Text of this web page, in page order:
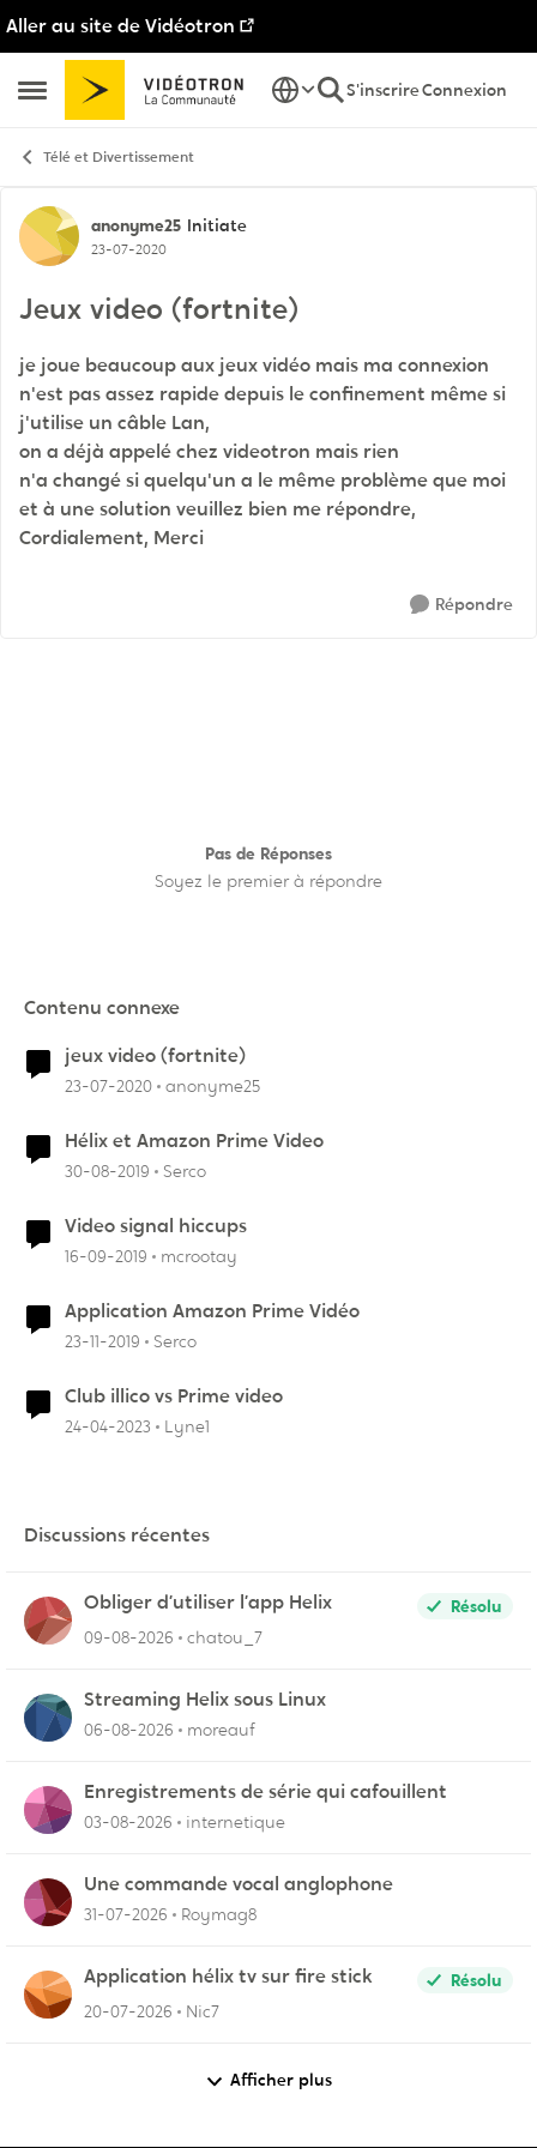
Aller au site de Vidéotron
Ouvrir Menu Latéral
Passer au contenu
S'inscrireConnexion
Télé et Divertissement
Discussion de forum
anonyme25 Initiate
23-07-2020
Jeux video (fortnite)
je joue beaucoupaux jeuxvidéo mais ma connexion
n'est pas assez rapide depuis le confinement mêmesi
j'utilise un câble Lan,
on a déjà appeléchez videotron mais rien
n'a changési quelqu'un a le même problèmeque moi
et à une solution veuillez bien me répondre,
Cordialement, Merci
Répondre
Pas de Réponses
Soyez le premier à répondre
Contenu connexe
jeux video (fortnite)
23-07-2020 anonyme25
Hélix et Amazon Prime Video
30-08-2019 Serco
Video signal hiccups
16-09-2019 mcrootay
Application Amazon Prime Vidéo
23-11-2019 Serco
Club illico vs Prime video
24-04-2023 Lyne1
Discussions récentes
Obliger d’utiliser l’app Helix
Résolu
09-08-2026
chatou_7
Streaming Helix sous Linux
06-08-2026 moreauf
Enregistrements de série qui cafouillent
03-08-2026 internetique
Une commande vocal anglophone
31-07-2026 Roymag8
Application hélix tv sur fire stick
Résolu
20-07-2026
Nic7
Afficher plus